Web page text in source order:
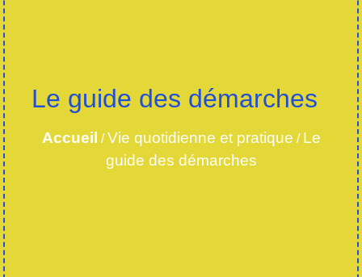
Le guide des démarches
Accueil /Vie quotidienne et pratique / Le
guide des démarches